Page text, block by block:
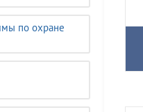
по охране